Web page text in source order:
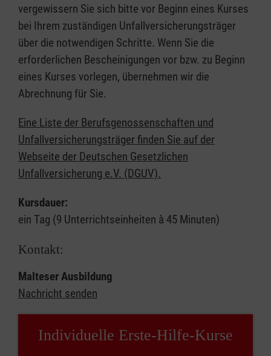
vergewissern Sie sich bitte vor Beginn eines Kurses
bei Ihrem zuständigen Unfallversicherungsträger
über die notwendigen Schritte. Wenn Sie die
erforderlichen Bescheinigungen vor bzw. zu Beginn
eines Kurses vorlegen, übernehmen wir die
Abrechnung für Sie.
Eine Liste der Berufsgenossenschaften und
Unfallversicherungsträger finden Sie auf der
Webseite der Deutschen Gesetzlichen
Unfallversicherung e.V. (DGUV).
Kursdauer:
ein Tag (9 Unterrichtseinheiten à 45 Minuten)
Kontakt:
Malteser Ausbildung
Nachricht senden
Individuelle Erste-Hilfe-Kurse